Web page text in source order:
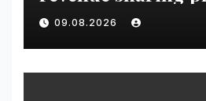
with Original
Rewards |
09.08.2026